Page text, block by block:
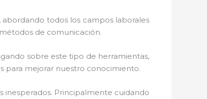
todos los campos laborales
de comunicación.
sobre este tipo de herramientas,
para mejorar nuestro conocimiento.
Principalmente cuidando